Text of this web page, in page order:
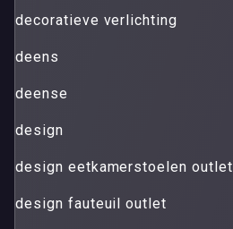
decoratieve verlichting
deens
deense
design
design eetkamerstoelen outlet
design fauteuil outlet